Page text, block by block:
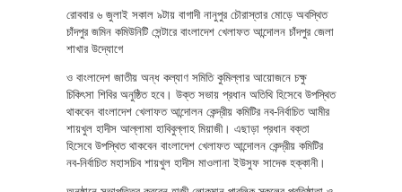
রোববার ৬ জুলাই সকাল ৯টায় বাগাদী নানুপুর চৌরাস্তার মোড়ে অবস্থিত
চাঁদপুর জমিন কমিউনিটি সেন্টারে বাংলাদেশ খেলাফত আন্দোলন চাঁদপুর জেলা
শাখার উদ্যোগে
ও বাংলাদেশ জাতীয় অন্ধ কল্যাণ সমিতি কুমিল্লার আয়োজনে চক্ষু
চিকিৎসা শিবির অনুষ্ঠিত হবে। উক্ত সভায় প্রধান অতিথি হিসেবে উপস্থিত
থাকবেন বাংলাদেশ খেলাফত আন্দোলন কেন্দ্রীয় কমিটির নব-নির্বাচিত আমীর
শায়খুল হাদীস আল্লামা হাবিবুল্লাহ মিয়াজী। এছাড়া প্রধান বক্তা
হিসেবে উপস্থিত থাকবেন বাংলাদেশ খেলাফত আন্দোলন কেন্দ্রীয় কমিটির
নব-নির্বাচিত মহাসচিব শায়খুল হাদীস মাওলানা ইউসুফ সাদেক হক্কানী।